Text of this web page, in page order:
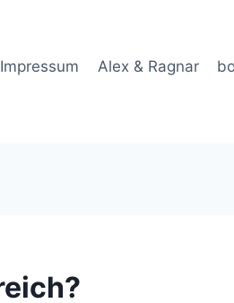
Alex & Ragnar